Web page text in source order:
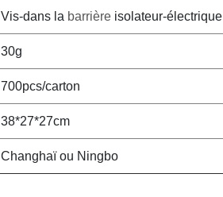
Vis-dans la barrière isolateur-électrique
30g
700pcs/carton
38*27*27cm
Changhaï ou Ningbo